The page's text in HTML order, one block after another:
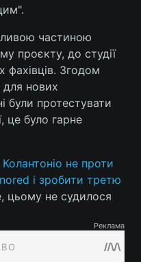
частиною
проєкту, до студії
фахівців. Згодом
нових
були протестувати
це було гарне
Колантоніо не проти
і зробити третю
цьому не судилося
Реклама